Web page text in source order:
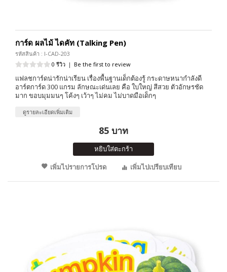
การ์ด ผลไม้ ไดคัท (Talking Pen)
รหัสสินค้า : I-CAD-203
0 รีวิว | Be the first to review
แฟลชการ์ดน่ารักน่าเรียน เรื่องพื้นฐานเด็กต้องรู้ กระดาษหนากำลังดี
อาร์ตการ์ด 300 แกรม ลักษณะเด่นเลย คือ ใบใหญ่ สีสวย ตัวอักษรชัด
มาก ขอบมุมมนๆ โค้งๆ เว้าๆ ไม่คม ไม่บาดมือเด็กๆ
ดูรายละเอียดเพิ่มเติม
85 บาท
หยิบใส่ตะกร้า
เพิ่มไปรายการโปรด
เพิ่มไปเปรียบเทียบ